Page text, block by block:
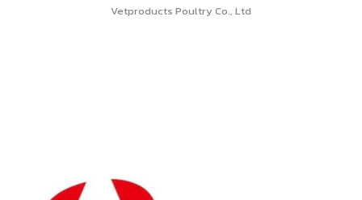
Vetproducts Poultry Co., Ltd